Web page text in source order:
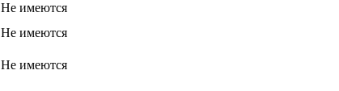
Не имеются
Не имеются
Не имеются